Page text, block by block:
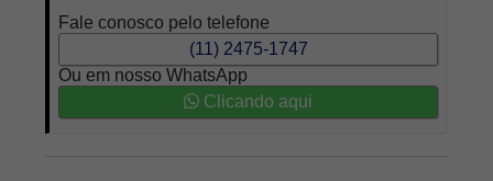
Fale conosco pelo telefone
(11) 2475-1747
Ou em nosso WhatsApp
Clicando aqui